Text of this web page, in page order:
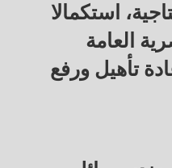
استكمالا
العامة
تأهيل ورفع